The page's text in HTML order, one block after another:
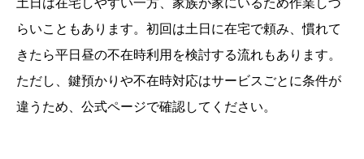
土日は在宅しやすい一方、家族が家にいるため作業しづ
らいこともあります。初回は土日に在宅で頼み、慣れて
きたら平日昼の不在時利用を検討する流れもあります。
ただし、鍵預かりや不在時対応はサービスごとに条件が
違うため、公式ページで確認してください。